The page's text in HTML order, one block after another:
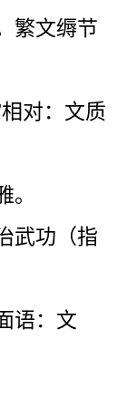
繁文缛节
相对：文质
武功（指
语：文